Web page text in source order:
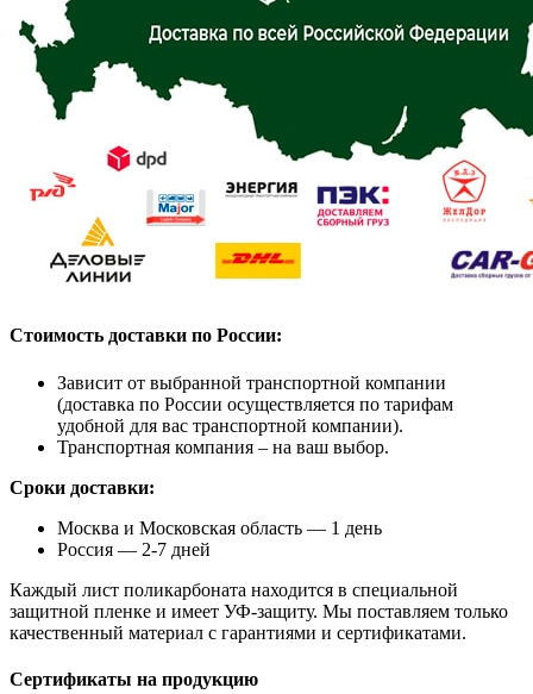
Стоимость доставки по России:
Зависит от выбранной транспортной компании
(доставка по России осуществляется по тарифам
удобной для вас транспортной компании).
Транспортная компания – на ваш выбор.
Сроки доставки:
Москва и Московская область — 1 день
Россия — 2-7 дней
Каждый лист поликарбоната находится в специальной
защитной пленке и имеет УФ-защиту. Мы поставляем только
качественный материал с гарантиями и сертификатами.
Сертификаты на продукцию